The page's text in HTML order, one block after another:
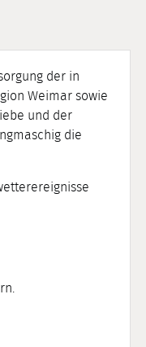
der in
Weimar sowie
und der
die